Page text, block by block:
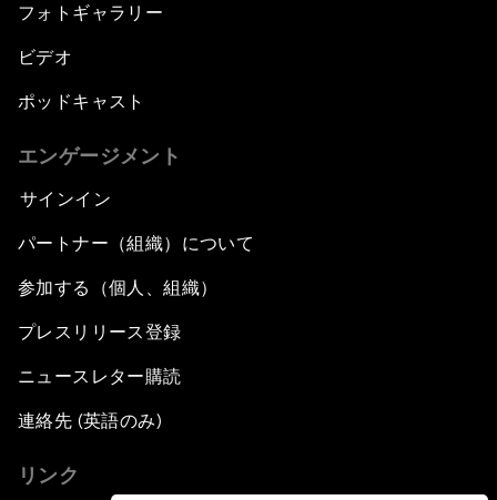
フォトギャラリー
ビデオ
ポッドキャスト
エンゲージメント
サインイン
パートナー（組織）について
参加する（個人、組織）
プレスリリース登録
ニュースレター購読
連絡先 (英語のみ)
リンク